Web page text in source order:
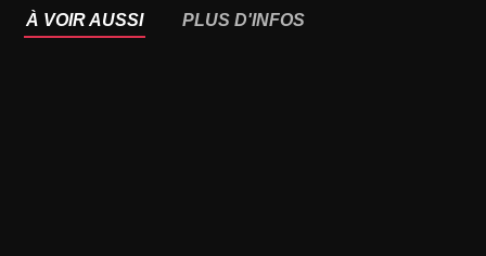
À VOIR AUSSI PLUS D'INFOS